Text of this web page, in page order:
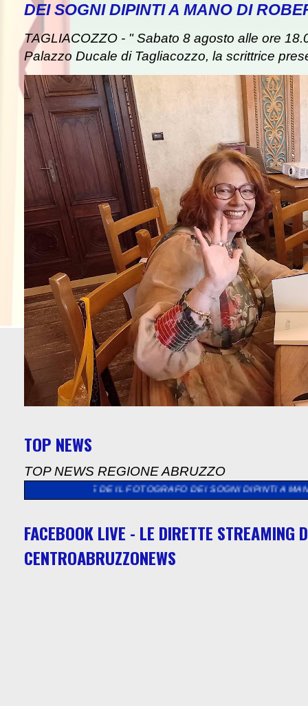
DEI SOGNI DIPINTI A MANO DI
TAGLIACOZZO - " Sabato 8 agosto alle ore
Palazzo Ducale di Tagliacozzo, la scrittrice
TOP NEWS
TOP NEWS REGIONE ABRUZZO
DE IL FOTOGRAFO DEI SOGNI DIPINTI A MANO DI
FACEBOOK LIVE - LE DIRETTE STREAMING
CENTROABRUZZONEWS